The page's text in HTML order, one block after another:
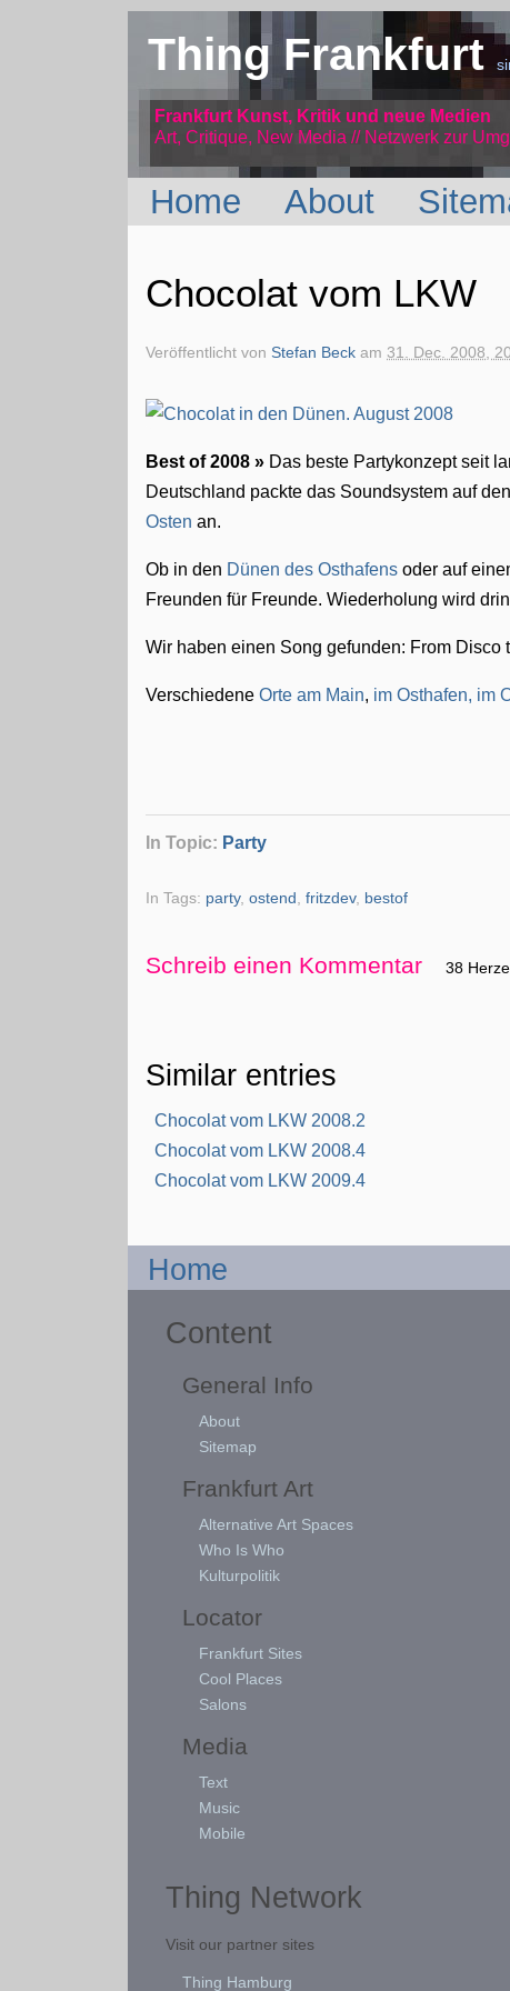
Thing Frankfurt
Frankfurt Kunst, Kritik und neue Medien
Art, Critique, New Media // Netzwerk zur
Home About
Chocolat vom LKW
Veröffentlicht vonStefan Beck am 31. Dec. 2008,
Best of 2008 » Das beste Partykonzept seit
Deutschland packte das Soundsystem auf
Osten an.
Ob in den Dünen des Osthafens oder auf
Freunden für Freunde. Wiederholung wird
Wir haben einen Song gefunden: From
VerschiedeneOrte am Main, im Osthafen, im
In Topic: Party
In Tags: party,ostend ,fritzdev, bestof
Schreib einen Kommentar 38
Similar entries
Chocolat vom LKW 2008.2
Chocolat vom LKW 2008.4
Chocolat vom LKW 2009.4
Home
Content
General Info
About
Sitemap
Frankfurt Art
Alternative Art Spaces
Who Is Who
Kulturpolitik
Locator
Frankfurt Sites
Cool Places
Salons
Media
Text
Music
Mobile
Thing Network
Visit our partner sites
Thing Hamburg